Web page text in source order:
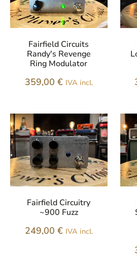
Fairfield Circuits
Randy's Revenge
Ring Modulator
359,00 € IVA incl.
Fairfield Circuitry
~900 Fuzz
249,00 € IVA incl.